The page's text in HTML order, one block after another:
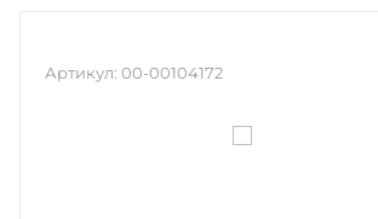
Артикул: 00-00104172